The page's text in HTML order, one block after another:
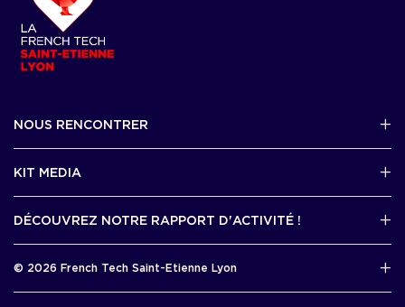
NOUS RENCONTRER
KIT MEDIA
DÉCOUVREZ NOTRE RAPPORT D'ACTIVITÉ !
© 2026 French Tech Saint-Etienne Lyon